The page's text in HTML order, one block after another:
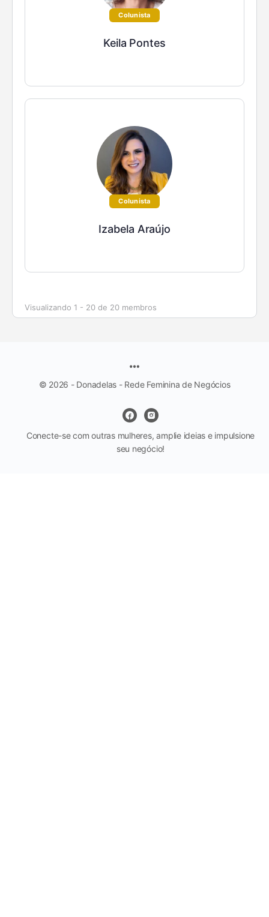
Colunista
Keila Pontes
Colunista
Izabela Araújo
Visualizando 1 - 20 de 20 membros
© 2026 - Donadelas - Rede Feminina de Negócios
Conecte-se com outras mulheres, amplie ideias e impulsione
seu negócio!